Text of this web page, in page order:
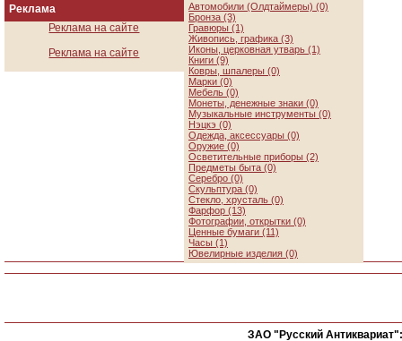
Реклама
Реклама на сайте
Реклама на сайте
Автомобили (Олдтаймеры) (0)
Бронза (3)
Гравюры (1)
Живопись, графика (3)
Иконы, церковная утварь (1)
Книги (9)
Ковры, шпалеры (0)
Марки (0)
Мебель (0)
Монеты, денежные знаки (0)
Музыкальные инструменты (0)
Нэцкэ (0)
Одежда, аксессуары (0)
Оружие (0)
Осветительные приборы (2)
Предметы быта (0)
Серебро (0)
Скульптура (0)
Стекло, хрусталь (0)
Фарфор (13)
Фотографии, открытки (0)
Ценные бумаги (11)
Часы (1)
Ювелирные изделия (0)
ЗАО "Русский Антиквариат":